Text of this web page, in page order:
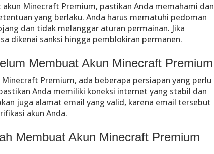
Minecraft Premium, pastikan Anda memahami dan
yang berlaku. Anda harus mematuhi pedoman
dan tidak melanggar aturan permainan. Jika
dikenai sanksi hingga pemblokiran permanen.
Membuat Akun Minecraft Premium
Premium, ada beberapa persiapan yang perlu
Anda memiliki koneksi internet yang stabil dan
juga alamat email yang valid, karena email tersebut
akun Anda.
Membuat Akun Minecraft Premium